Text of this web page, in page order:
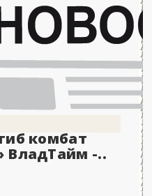
комбат
ВладТайм -..